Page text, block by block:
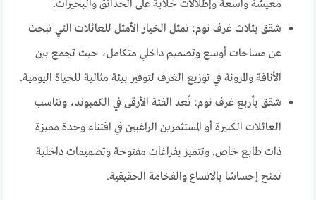
معيشة واسعة وإطلالات خلابة على الحدائق والبحيرات.
شقق بثلاث غرف نوم: تمثل الخيار الأمثل للعائلات التي تبحث
عن مساحات أوسع وتصميم داخلي متكامل، حيث تجمع بين
الأناقة والمرونة في توزيع الغرف لتوفير بيئة مثالية للحياة اليومية.
شقق بأربع غرف نوم: تُعد الفئة الأرقى في الكمبوند، وتناسب
العائلات الكبيرة أو المستثمرين الراغبين في اقتناء وحدة مميزة
ذات طابع خاص. وتتميز بفراغات مفتوحة وتصميمات داخلية
تمنح إحساسًا بالاتساع والفخامة الحقيقية.